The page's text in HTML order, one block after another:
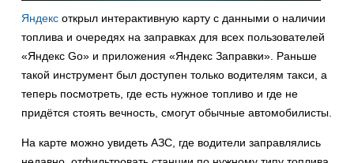
Яндекс открыл интерактивную карту с данными о наличии
топлива и очередях на заправках для всех пользователей
«Яндекс Go» и приложения «Яндекс Заправки». Раньше
такой инструмент был доступен только водителям такси, а
теперь посмотреть, где есть нужное топливо и где не
придётся стоять вечность, смогут обычные автомобилисты.
На карте можно увидеть АЗС, где водители заправлялись